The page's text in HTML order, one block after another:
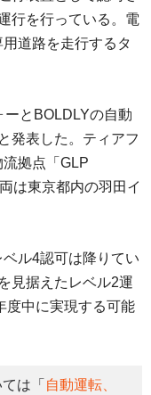
行を行っている。電
道路を走行するタ
とBOLDLYの自動
発表した。ティアフ
拠点「GLP
は東京都内の羽田イ
ル4認可は降りてい
見据えたレベル2運
度中に実現する可能
は「 自動運転、